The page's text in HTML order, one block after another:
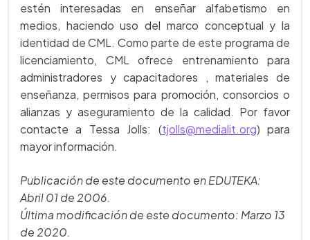
estén interesadas en enseñar alfabetismo en
medios, haciendo uso del marco conceptual y la
identidad de CML. Como parte de este programa de
licenciamiento, CML ofrece entrenamiento para
administradores y capacitadores , materiales de
enseñanza, permisos para promoción, consorcios o
alianzas y aseguramiento de la calidad. Por favor
contacte a Tessa Jolls: (tjolls@medialit.org) para
mayor información.
Publicación de este documento en EDUTEKA:
Abril 01 de 2006.
Última modificación de este documento: Marzo 13
de 2020.